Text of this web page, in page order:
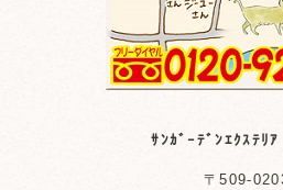
ｻﾝｶﾞｰﾃﾞﾝｴｸｽﾃﾘ
〒509-